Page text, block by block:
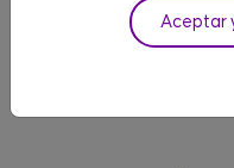
Aceptar